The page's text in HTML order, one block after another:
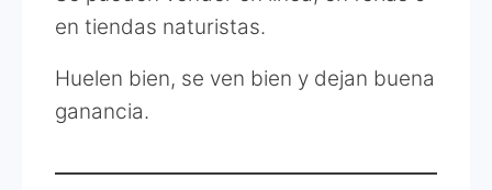
en tiendas naturistas.
Huelen bien, se ven bien y dejan buena
ganancia.